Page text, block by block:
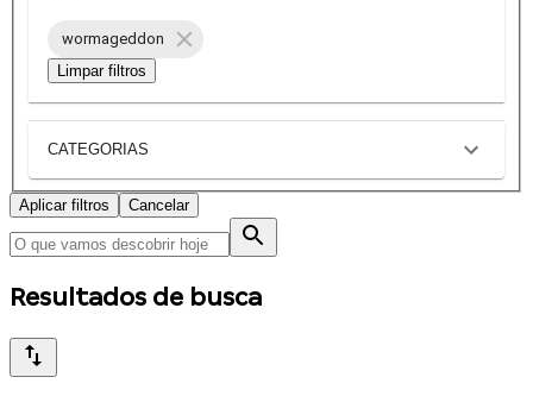
wormageddon
Limpar filtros
CATEGORIAS
Aplicar filtros Cancelar
Resultados de busca